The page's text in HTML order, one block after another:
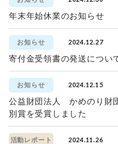
年末年始休業のお知らせ
お知らせ 2024.12.27
寄付金受領書の発送につい
お知らせ 2024.12.15
公益財団法人 かめのり財
別賞を受賞しました
活動レポート 2024.11.26